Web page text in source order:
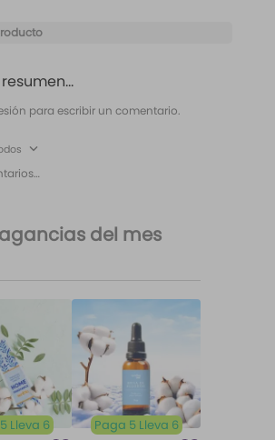
para escribir un comentario.
del mes
Lleva 6
Paga 5 Lleva 6